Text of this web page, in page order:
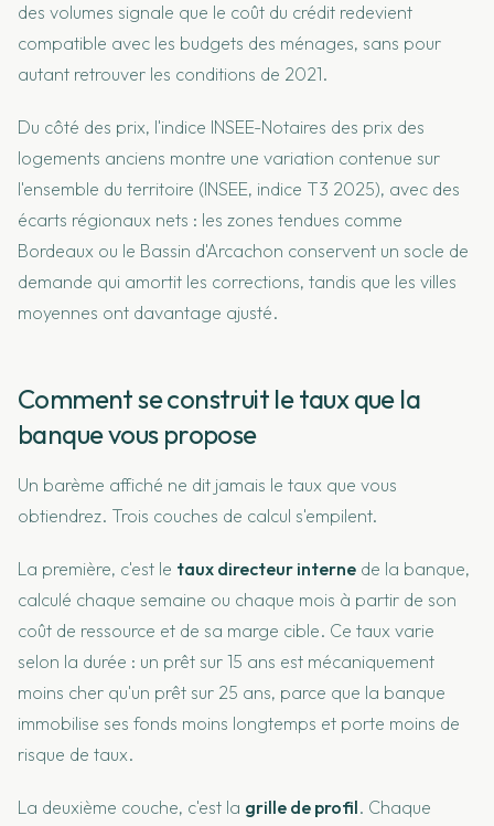
des volumes signale que le coût du crédit redevient
compatible avec les budgets des ménages, sans pour
autant retrouver les conditions de 2021.
Du côté des prix, l'indice INSEE-Notaires des prix des
logements anciens montre une variation contenue sur
l'ensemble du territoire (INSEE, indice T3 2025), avec des
écarts régionaux nets : les zones tendues comme
Bordeaux ou le Bassin d'Arcachon conservent un socle de
demande qui amortit les corrections, tandis que les villes
moyennes ont davantage ajusté.
Comment se construit le taux que la
banque vous propose
Un barème affiché ne dit jamais le taux que vous
obtiendrez. Trois couches de calcul s'empilent.
La première, c'est le taux directeur interne de la banque,
calculé chaque semaine ou chaque mois à partir de son
coût de ressource et de sa marge cible. Ce taux varie
selon la durée : un prêt sur 15 ans est mécaniquement
moins cher qu'un prêt sur 25 ans, parce que la banque
immobilise ses fonds moins longtemps et porte moins de
risque de taux.
La deuxième couche, c'est la grille de profil. Chaque